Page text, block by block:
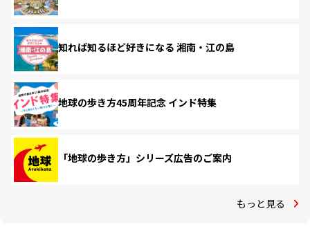
知れば知るほど好きになる 湘南・江の島
地球の歩き方45周年記念 インド特集
「地球の歩き方」シリーズ広告のご案内
もっと見る